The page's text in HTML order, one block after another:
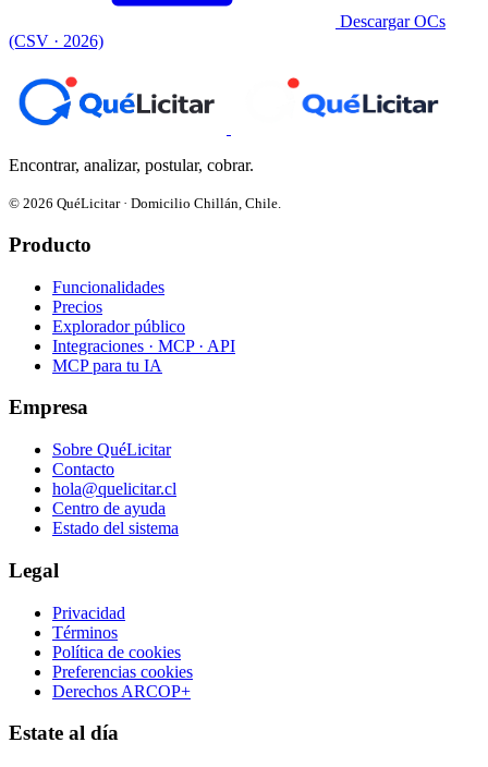
Descargar OCs
(CSV · 2026)
Encontrar, analizar, postular, cobrar.
© 2026 QuéLicitar · Domicilio Chillán, Chile.
Producto
Funcionalidades
Precios
Explorador público
Integraciones · MCP · API
MCP para tu IA
Empresa
Sobre QuéLicitar
Contacto
hola@quelicitar.cl
Centro de ayuda
Estado del sistema
Legal
Privacidad
Términos
Política de cookies
Preferencias cookies
Derechos ARCOP+
Estate al día